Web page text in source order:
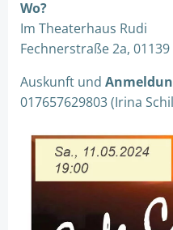
Wo?
Im Theaterhaus Rudi
Fechnerstraße 2a,
Auskunft und
017657629803 (Irina